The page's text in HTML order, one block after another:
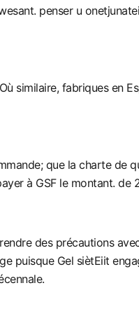
penser u
similaire, fabriques en
que la charte de
à GSF le montant. de
des précautions
puisque Gel siètEiit